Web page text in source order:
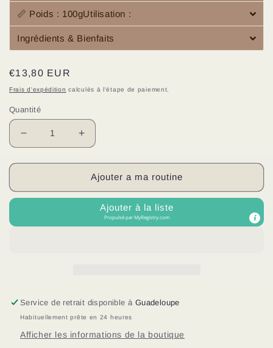
📏 Poids : 100gUtilisation :
Ingrédients & Bienfaits
Prix
habituel
€13,80 EUR
Frais d'expédition calculés à l'étape de paiement.
Quantité
Réduire
la
quantité
Savon
–
aux
imperfections
Augmenter
la
quantité
de
Savon
Anti-
Imperfections
–
aux
imperfections
Ajouter a ma routine
Ajouter à la liste
Propulsé parMyRegistry.com
Service de retrait disponible à Guadeloupe
Habituellement prête en 24 heures
Afficher les informations de la boutique